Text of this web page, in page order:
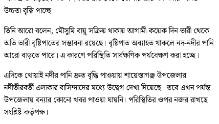
উচ্চতা বৃদ্ধি পাচ্ছে।
তিনি আরো বলেন, মৌসুমি বায়ু সক্রিয় থাকায় আগামী কয়েক দিন ভারী থেকে
অতি ভারী বৃষ্টিপাতের সম্ভাবনা রয়েছে। বৃষ্টিপাত অব্যাহত থাকলে নদ-নদীর পানি
আরো বাড়তে পারে। এ কারণে পরিস্থিতি সার্বক্ষণিক পর্যবেক্ষণ করা হচ্ছে।
এদিকে খোয়াই নদীর পানি দ্রুত বৃদ্ধি পাওয়ায় শায়েস্তাগঞ্জ উপজেলার
নদীতীরবর্তী এলাকার বাসিন্দাদের মধ্যে উদ্বেগ দেখা দিয়েছে। তবে এখন পর্যন্ত
উপজেলায় বন্যার কোনো খবর পাওয়া যায়নি। পরিস্থিতির ওপর নজর রাখছে
সংশ্লিষ্ট কর্তৃপক্ষ।